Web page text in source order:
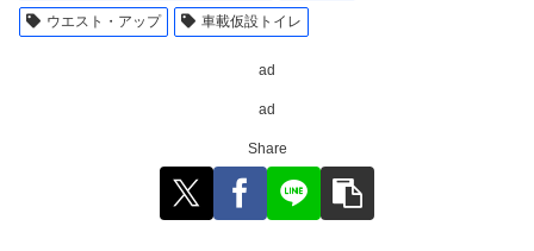
ウエスト・アップ 車載仮設トイレ
ad
ad
Share